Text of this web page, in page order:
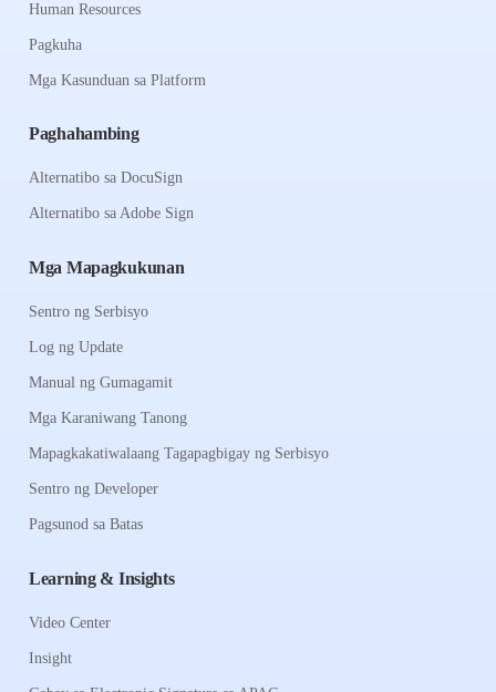
Human Resources
Pagkuha
Mga Kasunduan sa Platform
Paghahambing
Alternatibo sa DocuSign
Alternatibo sa Adobe Sign
Mga Mapagkukunan
Sentro ng Serbisyo
Log ng Update
Manual ng Gumagamit
Mga Karaniwang Tanong
Mapagkakatiwalaang Tagapagbigay ng Serbisyo
Sentro ng Developer
Pagsunod sa Batas
Learning & Insights
Video Center
Insight